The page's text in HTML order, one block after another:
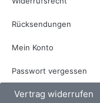
Rücksendungen
Mein Konto
Passwort vergessen
Vertrag widerrufen